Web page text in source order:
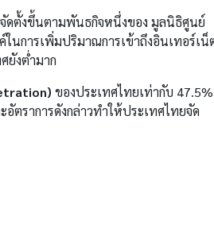
ตั้งขึ้นตามพันธกิจหนึ่งของ มูลนิธิศูนย์
ในการเพิ่มปริมาณการเข้าถึงอินเทอร์เน็
ยังต่ำมาก
ของประเทศไทยเท่ากับ 47.5%
ตราการดังกล่าวทำให้ประเทศไทยจัด